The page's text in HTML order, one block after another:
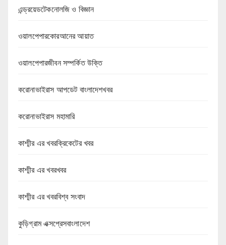
এন্ড্রয়েডটেকনোলজি ও বিজ্ঞান
ওয়ালপেপারকোরআনের আয়াত
ওয়ালপেপারজীবন সম্পর্কিত উক্তি
করোনাভাইরাস আপডেট বাংলাদেশখবর
করোনাভাইরাস মহামারি
কাশ্মীর এর খবরক্রিকেটের খবর
কাশ্মীর এর খবরখবর
কাশ্মীর এর খবরবিশ্ব সংবাদ
কুড়িগ্রাম এক্সপ্রেসবাংলাদেশ